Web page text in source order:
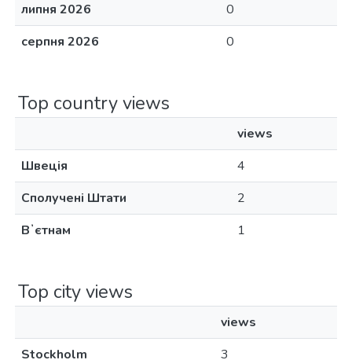
липня 2026
0
серпня 2026
0
Top country views
views
Швеція
4
Сполучені Штати
2
Вʼєтнам
1
Top city views
views
Stockholm
3